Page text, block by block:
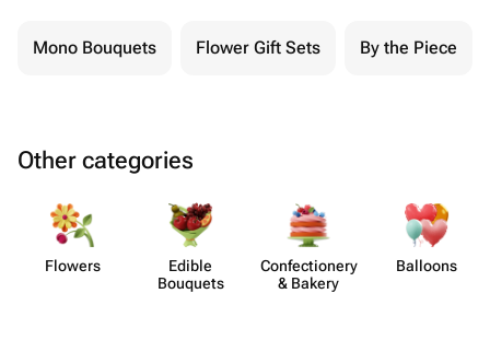
Mono Bouquets Flower Gift Sets By the Piece
Other categories
Flowers
Edible
Bouquets
Confect​ionery
& Bakery
Balloons